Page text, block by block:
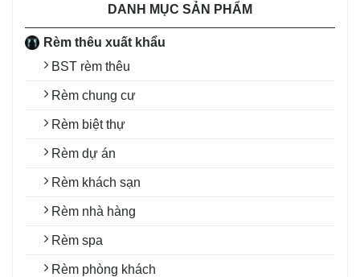
DANH MỤC SẢN PHẨM
Rèm thêu xuất khẩu
BST rèm thêu
Rèm chung cư
Rèm biệt thự
Rèm dự án
Rèm khách sạn
Rèm nhà hàng
Rèm spa
Rèm phòng khách